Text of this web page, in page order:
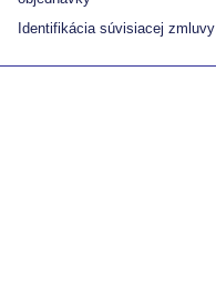
Identifikácia súvisiacej zmluvy